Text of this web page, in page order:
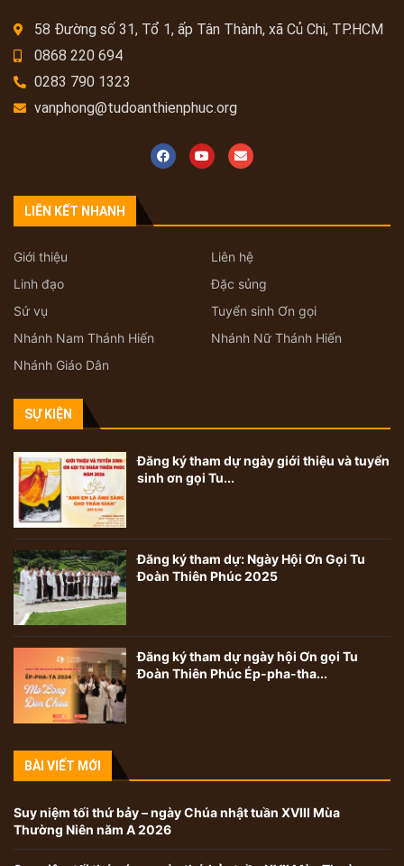
58 Đường số 31, Tổ 1, ấp Tân Thành, xã Củ Chi, TP.HCM
0868 220 694
0283 790 1323
vanphong@tudoanthienphuc.org
LIÊN KẾT NHANH
Giới thiệu
Liên hệ
Linh đạo
Đặc sủng
Sứ vụ
Tuyển sinh Ơn gọi
Nhánh Nam Thánh Hiến
Nhánh Nữ Thánh Hiến
Nhánh Giáo Dân
SỰ KIỆN
Đăng ký tham dự ngày giới thiệu và tuyển
sinh ơn gọi Tu...
Đăng ký tham dự: Ngày Hội Ơn Gọi Tu
Đoàn Thiên Phúc 2025
Đăng ký tham dự ngày hội Ơn gọi Tu
Đoàn Thiên Phúc Ép-pha-tha...
BÀI VIẾT MỚI
Suy niệm tối thứ bảy – ngày Chúa nhật tuần XVIII Mùa
Thường Niên năm A 2026